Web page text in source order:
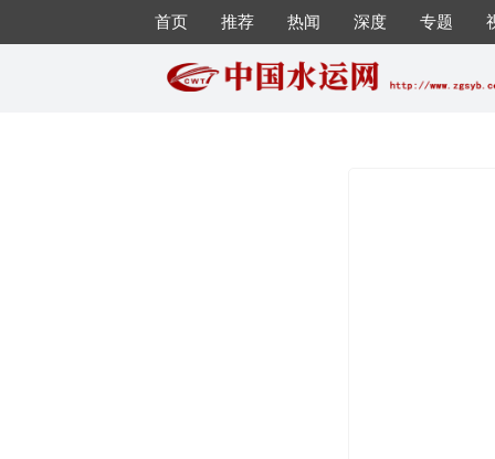
首页 推荐 热闻 深度 专题